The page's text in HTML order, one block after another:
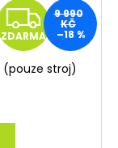
Z
D
ZDARMA
9 990
KČ
–18 %
(pouze stroj)